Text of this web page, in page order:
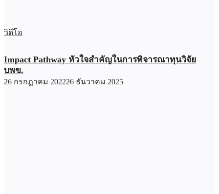
วิดีโอ
Impact Pathway หัวใจสำคัญในการพิจารณาทุนวิจัย
บพข.
26 กรกฎาคม 202226 ธันวาคม 2025